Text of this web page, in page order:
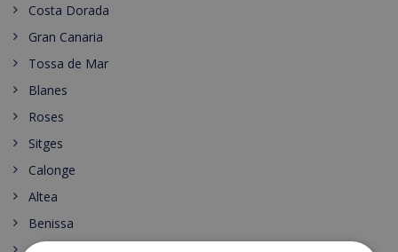
Costa Dorada
Gran Canaria
Tossa de Mar
Blanes
Roses
Sitges
Calonge
Altea
Benissa